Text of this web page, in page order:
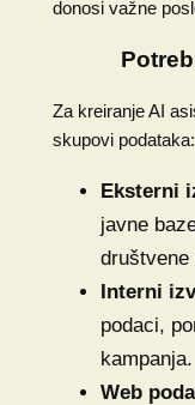
donosi važne
Za kreiranje AI
skupovi podataka:
Eksterni
javne
društvene
Interni
podaci,
kampanja.
Web